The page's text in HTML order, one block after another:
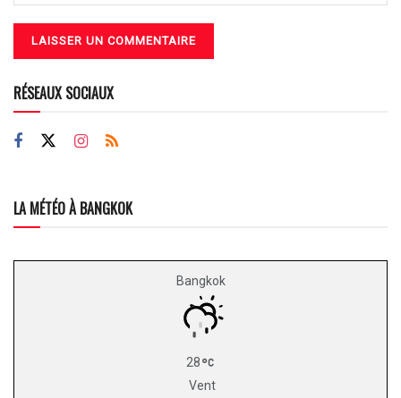
RÉSEAUX SOCIAUX
LA MÉTÉO À BANGKOK
Bangkok
28
Vent